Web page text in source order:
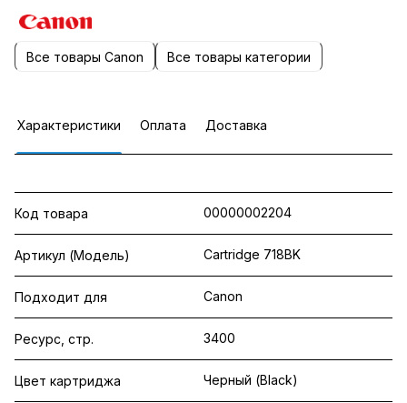
Все товары Canon Все товары категории
Характеристики Оплата Доставка
Код товара 00000002204
Артикул (Модель) Cartridge 718BK
Подходит для Canon
Ресурс, стр. 3400
Цвет картриджа Черный (Black)